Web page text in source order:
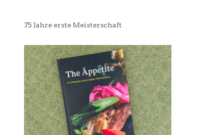
75 Jahre erste Meisterschaft